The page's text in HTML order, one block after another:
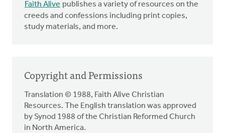
Faith Alive publishes a variety of resources on the
creeds and confessions including print copies,
study materials, and more.
Copyright and Permissions
Translation © 1988, Faith Alive Christian
Resources. The English translation was approved
by Synod 1988 of the Christian Reformed Church
in North America.